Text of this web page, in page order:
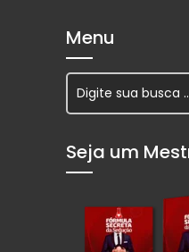
Menu
Seja um